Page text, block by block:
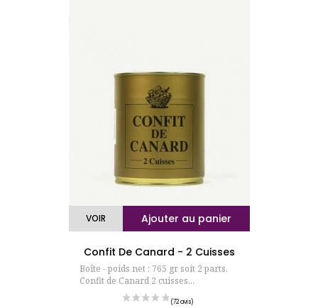
Ajouter au panier
VOIR
Confit De Canard - 2 Cuisses
Boîte - poids net : 765 gr soit 2 parts.
Confit de Canard 2 cuisses...